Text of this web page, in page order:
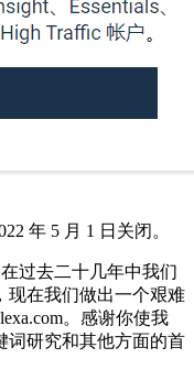
年 5 月 1 日关闭。
过去二十几年中我们
现在我们做出一个艰难
。感谢你使我
词研究和其他方面的首